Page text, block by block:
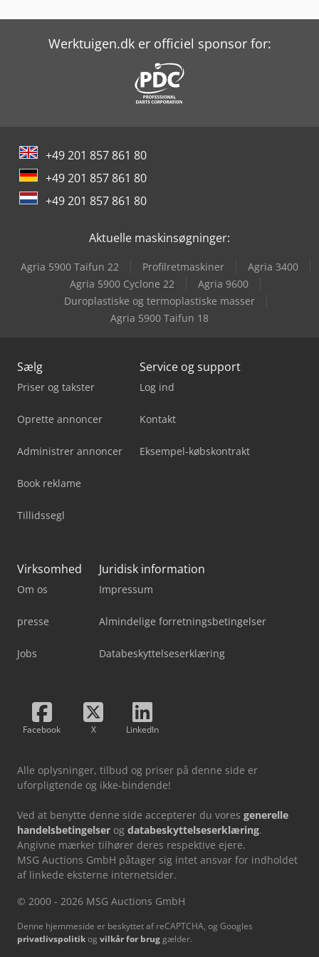
Kärcher Hd 7/15 G
Kärcher Hds 12/14-4 St
Kärcher Hds 2000 Super
Kärcher Højtryksrenser
Kärcher Km 75/40 W G
Kärcher Mic 70
Scania P
Volvo L 90
Werktuigen.dk er officiel sponsor for:
+49 201 857 861 80
+49 201 857 861 80
+49 201 857 861 80
Aktuelle maskinsøgninger:
Agria 5900 Taifun 22 Profilretmaskiner
Agria 3400
Agria 5900 Cyclone 22
Agria 9600
Duroplastiske og termoplastiske masser
Agria 5900 Taifun 18
Sælg
Priser og takster
Oprette annoncer
Administrer annoncer
Book reklame
Tillidssegl
Service og support
Log ind
Kontakt
Eksempel-købskontrakt
Virksomhed
Om os
presse
Jobs
Juridisk information
Impressum
Almindelige forretningsbetingelser
Databeskyttelseserklæring
Facebook X LinkedIn
Alle oplysninger, tilbud og priser på denne side er
uforpligtende og ikke-bindende!
Ved at benytte denne side accepterer du vores generelle
handelsbetingelser og databeskyttelseserklæring.
Angivne mærker tilhører deres respektive ejere.
MSG Auctions GmbH påtager sig intet ansvar for indholdet
af linkede eksterne internetsider.
© 2000 - 2026 MSG Auctions GmbH
Denne hjemmeside er beskyttet af reCAPTCHA, og Googles
privatlivspolitikog vilkår for brug gælder.